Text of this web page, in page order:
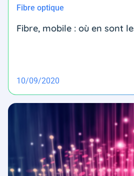
Fibre optique
Fibre, mobile : où en sont
10/09/2020